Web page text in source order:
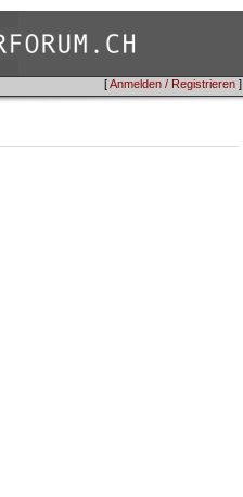
[Anmelden / Registrieren ]